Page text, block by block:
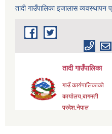
तादी गाउँपालिका इजालास व्यवस्थापन